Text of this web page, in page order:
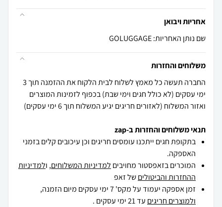
אחריות ויבואן
שם נותן האחריות: GOLUGGAGE
משלוחים והחזרות
החברה תעשה כל מאמץ לשלוח לבית הלקוח את ההזמנה תוך 3
ימי עסקים (לא כולל חגים וימי שבת) בכפוף לזמינות המוצרים
ואזור המשלוח (לאזורים חריגים יגיע המשלוח תוך 6 ימי עסקים)
תנאי משלוחים והחזרות ב-zap
בתקופת חגים ייתכנו עומסים חריגים וכן עיכובים קלים בזמני
האספקה.
המוכרים בזאפסטור מחויבים למדיניות המשלוחים, ולמדיניות
ההחזרות והביטוליםשל זאפ
זמן אספקה יעמוד על מקס' 7 ימי עסקים מיום הזמנה,
ולמוצרים חריגים עד 21 ימי עסקים .